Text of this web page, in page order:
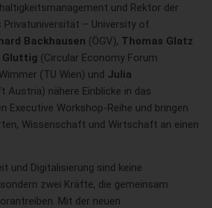
und Rektor der
Privatuniversität – University of
Backhausen (ÖGV), Thomas Glatz
Gluttig (Circular Economy Forum
(TU Wien) und Julia
Austria) nähere Einblicke in das
Executive Workshop-Reihe und bringen
Wissenschaft und Wirtschaft an einen
und Digitalisierung sind keine
zwei Kräfte, die gemeinsam
Mit der neuen